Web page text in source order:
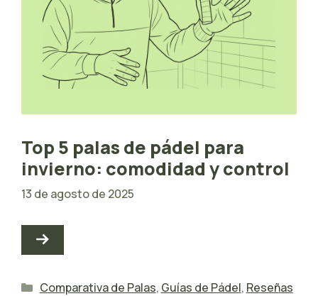
Top 5 palas de pádel para
invierno: comodidad y control
13 de agosto de 2025
Categorías
Comparativa de Palas, Guías de Pádel, Reseñas